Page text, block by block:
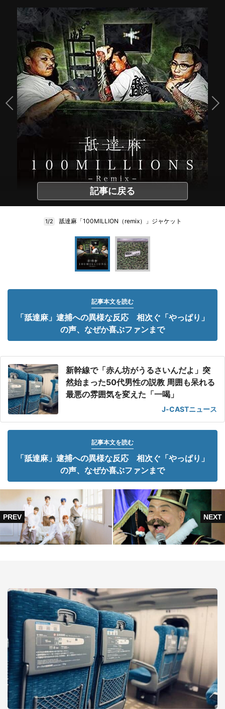
記事に戻る
1/2 舐達麻「100MILLION（remix）」ジャケット
記事本文を読む
「舐達麻」逮捕への異様な反応 相次ぐ「やっぱり」
の声、なぜか喜ぶファンまで
新幹線で「赤ん坊がうるさいんだよ」突
然始まった50代男性の説教 周囲も呆れる
最悪の雰囲気を変えた「一喝」
J-CASTニュース
記事本文を読む
「舐達麻」逮捕への異様な反応 相次ぐ「やっぱり」
の声、なぜか喜ぶファンまで